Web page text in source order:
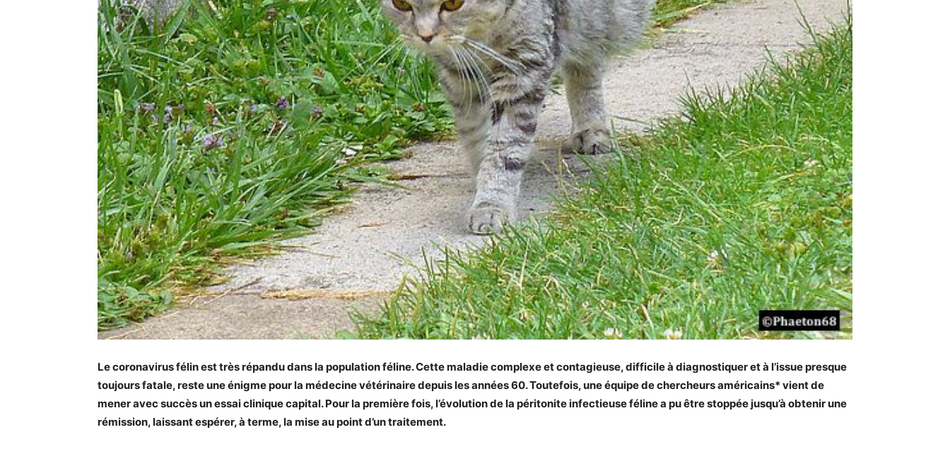
Le coronavirus félin est très répandu dans la population féline. Cette maladie complexe et contagieuse, difficile à diagnostiquer et à l’issue presque
toujours fatale, reste une énigme pour la médecine vétérinaire depuis les années 60. Toutefois, une équipe de chercheurs américains* vient de
mener avec succès un essai clinique capital. Pour la première fois, l’évolution de la péritonite infectieuse féline a pu être stoppée jusqu’à obtenir une
rémission, laissant espérer, à terme, la mise au point d’un traitement.